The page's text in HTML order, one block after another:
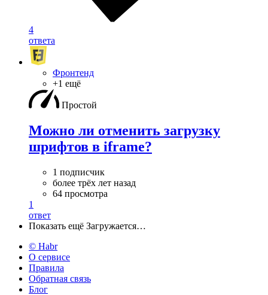
4
ответа
Фронтенд
+1 ещё
Простой
Можно ли отменить загрузку
шрифтов в iframe?
1 подписчик
более трёх лет назад
64 просмотра
1
ответ
Показать ещё Загружается…
© Habr
О сервисе
Правила
Обратная связь
Блог